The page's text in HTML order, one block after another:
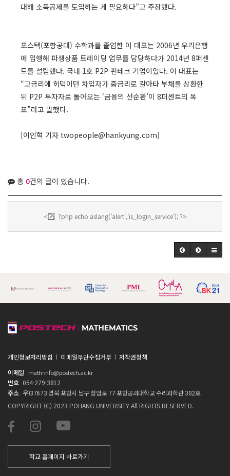
대해 소득공제를 도입하는 게 필요하다”고 주장했다.
포스텍(포항공대) 수학과를 졸업한 이 대표는 2006년 우리은행
에 입행해 파생상품 트레이딩 업무를 담당하다가 2014년 8퍼센
트를 설립했다. 국내 1호 P2P 핀테크 기업이었다. 이 대표는
“고금리에 허덕이던 차입자가 중금리로 갈아타 부채를 상환한
뒤 P2P 투자자로 돌아오는 ‘금융의 선순환’이 8퍼센트의 목
표”라고 말했다.
[이인혁 기자 twopeople@hankyung.com]
총 0건의 글이 있습니다.
< ?php echo aslang('alert','is_login_service'); ?>
개인정보처리방침 이메일무단수집거부
저작권정책
이메일
math-info@postech.ac.kr
번호 054-279-3812
주소 우)37673 경북 포항시 남구 청암로 77 포항공과대학교 수리과학관 302호
COPYRIGHT (C) 2023 POHANG UNIVERSITY All RIGHTS RESERVED.
학교 홈페이지 바로가기